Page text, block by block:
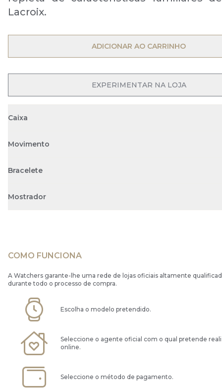
Lacroix.
ADICIONAR AO CARRINHO
OPEN MENU
EXPERIMENTAR NA LOJA
Caixa
Movimento
Bracelete
Mostrador
COMO FUNCIONA
A Watchers garante-lhe uma rede de lojas oficiais altamente
durante todo o processo de compra.
Escolha o modelo pretendido.
Seleccione o agente oficial com o qual pretende
online.
Seleccione o método de pagamento.